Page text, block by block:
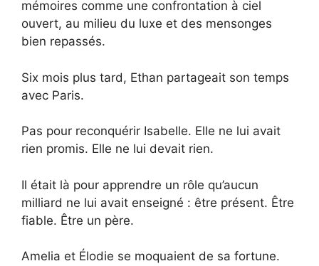
mémoires comme une confrontation à ciel
ouvert, au milieu du luxe et des mensonges
bien repassés.
Six mois plus tard, Ethan partageait son temps
avec Paris.
Pas pour reconquérir Isabelle. Elle ne lui avait
rien promis. Elle ne lui devait rien.
Il était là pour apprendre un rôle qu’aucun
milliard ne lui avait enseigné : être présent. Être
fiable. Être un père.
Amelia et Élodie se moquaient de sa fortune.